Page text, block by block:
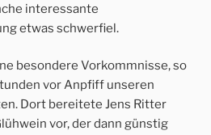
interessante
etwas schwerfiel.
besondere Vorkommnisse, so
vor Anpfiff unseren
Dort bereitete Jens Ritter
vor, der dann günstig